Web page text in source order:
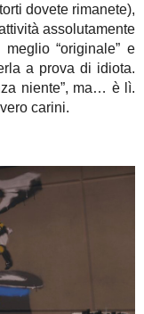
dovete rimanete),
assolutamente
“originale” e
a prova di idiota.
niente”, ma… è lì.
carini.